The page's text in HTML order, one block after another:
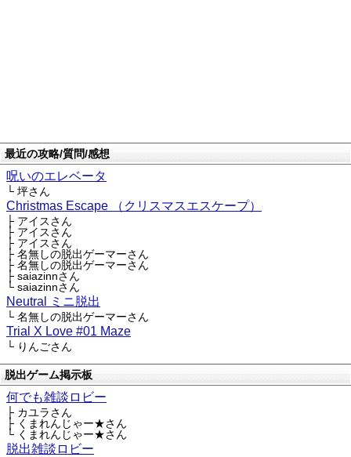
最近の攻略/質問/感想
呪いのエレベータ
└ 坪さん
Christmas Escape （クリスマスエスケープ）
├ アイスさん
├ アイスさん
├ アイスさん
├ 名無しの脱出ゲーマーさん
├ 名無しの脱出ゲーマーさん
├ saiazinnさん
└ saiazinnさん
Neutral ミニ脱出
└ 名無しの脱出ゲーマーさん
Trial X Love #01 Maze
└ りんごさん
脱出ゲーム掲示板
何でも雑談ロビー
├ カユラさん
├ くまれんじゃー★さん
└ くまれんじゃー★さん
脱出雑談ロビー